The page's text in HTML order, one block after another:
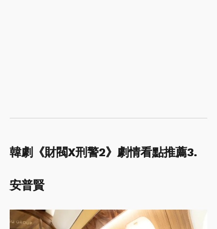
韓劇《財閥X刑警2》劇情看點推薦3.
安普賢